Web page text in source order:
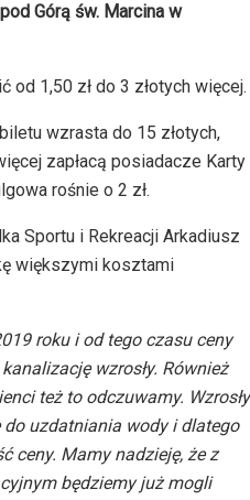
Górą św. Marcina w
od 1,50 zł do 3 złotych więcej.
wzrasta do 15 złotych,
zapłacą posiadacze Karty
rośnie o 2 zł.
Sportu i Rekreacji Arkadiusz
większymi kosztami
roku i od tego czasu ceny
wzrosły. Również
też to odczuwamy. Wzrosły
uzdatniania wody i dlatego
ceny. Mamy nadzieję, że z
będziemy już mogli